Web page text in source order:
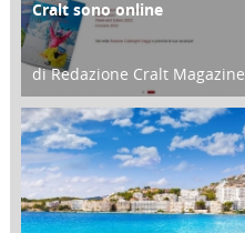
Cralt sono online
di Redazione Cralt Magazine
07 Marzo 2023